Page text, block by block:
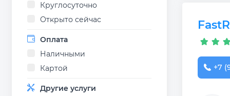
Круглосуточно
Открыто сейчас
Оплата
Наличными
Картой
Другие услуги
+7